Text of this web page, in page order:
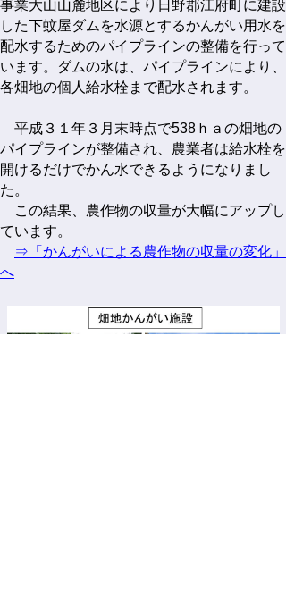
事業大山山麓地区により日野郡江府町に建設
した下蚊屋ダムを水源とするかんがい用水を
配水するためのパイプラインの整備を行って
います。ダムの水は、パイプラインにより、
各畑地の個人給水栓まで配水されます。
平成３１年３月末時点で538ｈａの畑地の
パイプラインが整備され、農業者は給水栓を
開けるだけでかん水できるようになりまし
た。
この結果、農作物の収量が大幅にアップし
ています。
⇒「かんがいによる農作物の収量の変化」
へ